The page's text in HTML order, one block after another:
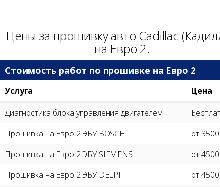
Цены за прошивку авто Cadillac
на Евро 2.
Стоимость работ по прошивке на Евро 2
Услуга Цена
Диагностика блока управления двигателем
Прошивка на Евро 2 ЭБУ BOSCH
от
Прошивка на Евро 2 ЭБУ SIEMENS
от
Прошивка на Евро 2 ЭБУ DELPFI
от